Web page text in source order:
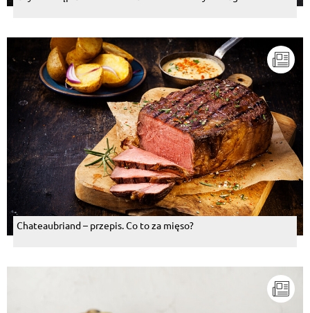
Chateaubriand – przepis. Co to za mięso?